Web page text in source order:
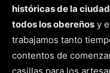
históricas de la
todos los obereños y
trabajamos tanto
contentos de